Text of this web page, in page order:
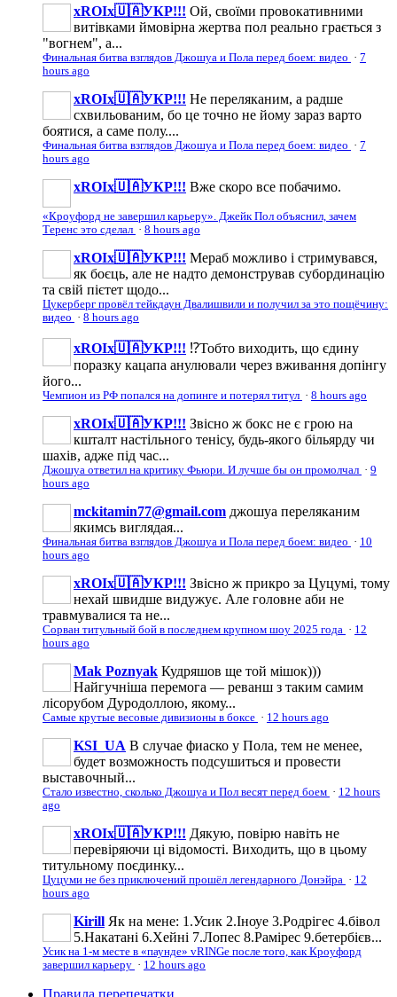
xROIx🇺🇦УКР!!! Ой, своїми провокативними
витівками ймовірна жертва пол реально грається з
"вогнем", а...
Финальная битва взглядов Джошуа и Пола перед боем: видео · 7
hours ago
xROIx🇺🇦УКР!!! Не переляканим, а радше
схвильованим, бо це точно не йому зараз варто
боятися, а саме полу....
Финальная битва взглядов Джошуа и Пола перед боем: видео · 7
hours ago
xROIx🇺🇦УКР!!! Вже скоро все побачимо.
«Кроуфорд не завершил карьеру». Джейк Пол объяснил, зачем
Теренс это сделал · 8 hours ago
xROIx🇺🇦УКР!!! Мераб можливо і стримувався,
як боєць, але не надто демонстрував субординацію
та свій пієтет щодо...
Цукерберг провёл тейкдаун Двалишвили и получил за это пощёчину:
видео · 8 hours ago
xROIx🇺🇦УКР!!! ⁉️Тобто виходить, що єдину
поразку кацапа анулювали через вживання допінгу
його...
Чемпион из РФ попался на допинге и потерял титул · 8 hours ago
xROIx🇺🇦УКР!!! Звісно ж бокс не є грою на
кшталт настільного тенісу, будь-якого більярду чи
шахів, адже під час...
Джошуа ответил на критику Фьюри. И лучше бы он промолчал · 9
hours ago
mckitamin77@gmail.com джошуа переляканим
якимсь виглядая...
Финальная битва взглядов Джошуа и Пола перед боем: видео · 10
hours ago
xROIx🇺🇦УКР!!! Звісно ж прикро за Цуцумі, тому
нехай швидше видужує. Але головне аби не
травмувалися та не...
Сорван титульный бой в последнем крупном шоу 2025 года · 12
hours ago
Mak Poznyak Кудряшов ще той мішок)))
Найгучніша перемога — реванш з таким самим
лісорубом Дуродоллою, якому...
Самые крутые весовые дивизионы в боксе · 12 hours ago
KSI_UA В случае фиаско у Пола, тем не менее,
будет возможность подсушиться и провести
выставочный...
Стало известно, сколько Джошуа и Пол весят перед боем · 12 hours
ago
xROIx🇺🇦УКР!!! Дякую, повірю навіть не
перевіряючи ці відомості. Виходить, що в цьому
титульному поєдинку...
Цуцуми не без приключений прошёл легендарного Донэйра · 12
hours ago
Kirill Як на мене: 1.Усик 2.Іноуе 3.Родрігес 4.бівол
5.Накатані 6.Хейні 7.Лопес 8.Рамірес 9.бетербієв...
Усик на 1-м месте в «паунде» vRINGe после того, как Кроуфорд
завершил карьеру · 12 hours ago
Правила перепечатки